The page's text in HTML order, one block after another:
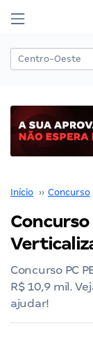
Início ›› Concurso
Concurso
Concurso PC
R$ 10,9 mil.
ajudar!